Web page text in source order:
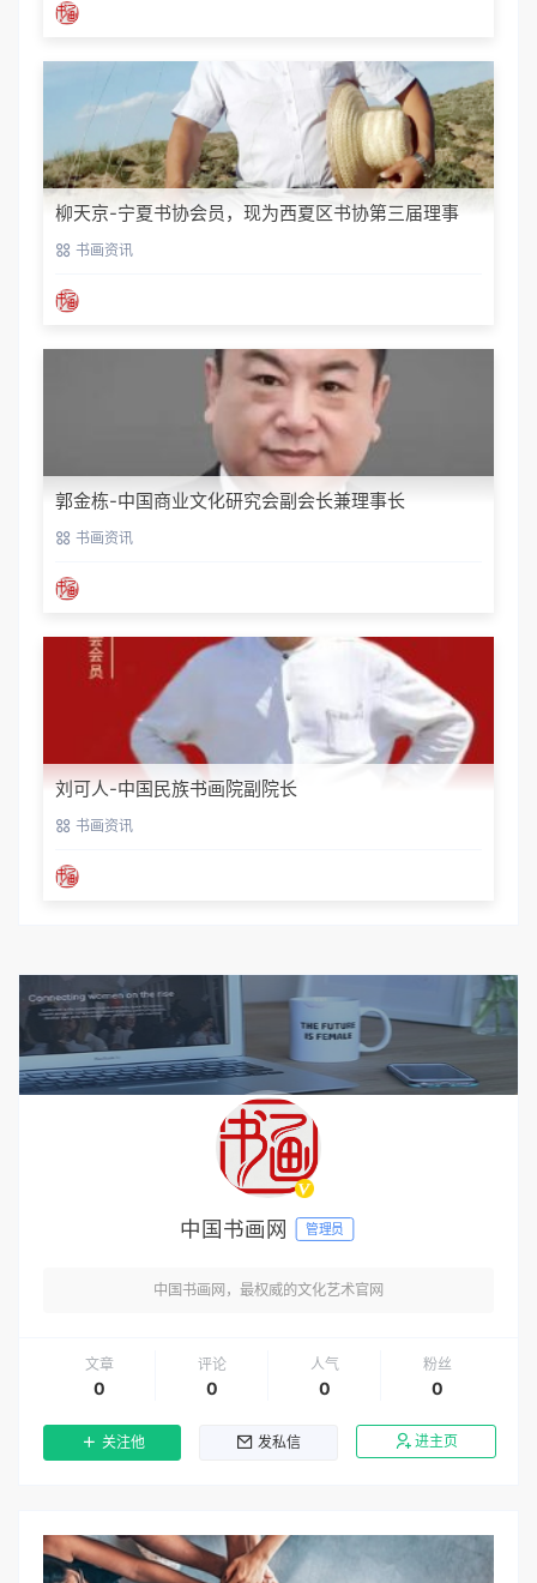
柳天京-宁夏书协会员，现为西夏区书协第三届理事
书画资讯
郭金栋-中国商业文化研究会副会长兼理事长
书画资讯
刘可人-中国民族书画院副院长
书画资讯
中国书画网 管理员
中国书画网，最权威的文化艺术官网
文章
0
评论
0
人气
0
粉丝
0
关注他 发私信 进主页